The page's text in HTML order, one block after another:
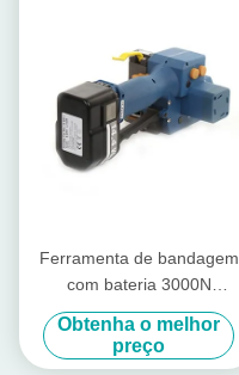
Ferramenta de bandagem
com bateria 3000N
Ferramenta de bandagem
Pp recarregável PET Band
13mm - 19mm
Obtenha o melhor
preço